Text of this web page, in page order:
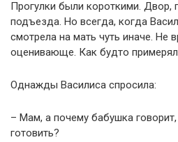
Прогулки были короткими. Двор,
подъезда. Но всегда, когда
смотрела на мать чуть иначе. Не
оценивающе. Как будто
Однажды Василиса спросила:
– Мам, а почему бабушка
готовить?